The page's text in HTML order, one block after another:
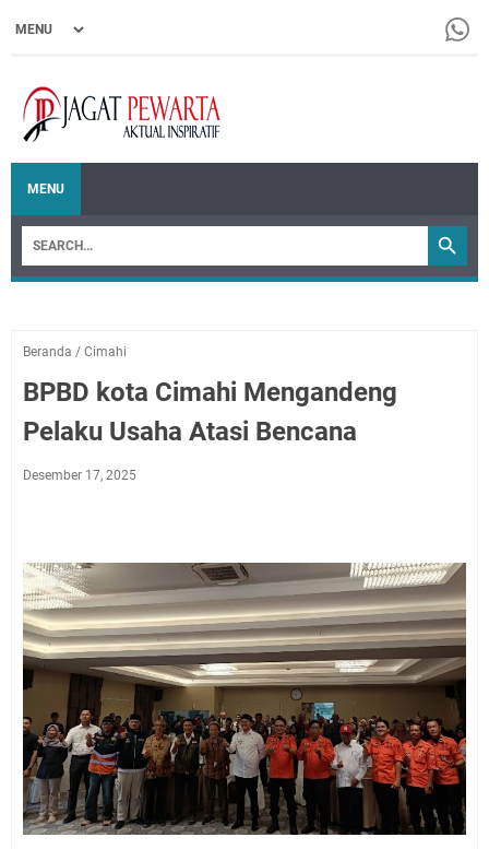
MENU
Beranda / Cimahi
BPBD kota Cimahi Mengandeng
Pelaku Usaha Atasi Bencana
Desember 17, 2025